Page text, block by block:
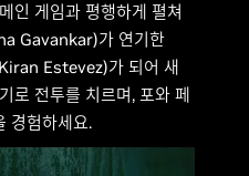
인 게임과 평행하게 펼쳐
Gavankar)가 연기한
Estevez)가 되어 새
로 전투를 치르며, 포와 페
경험하세요.